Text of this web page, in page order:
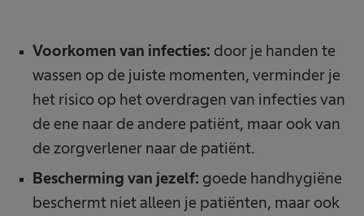
Voorkomen van infecties: door je handen te
wassen op de juiste momenten, verminder je
het risico op het overdragen van infecties van
de ene naar de andere patiënt, maar ook van
de zorgverlener naar de patiënt.
Bescherming van jezelf: goede handhygiëne
beschermt niet alleen je patiënten, maar ook